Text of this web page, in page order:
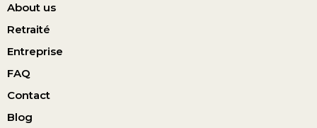
About us
Retraité
Entreprise
FAQ
Contact
Blog